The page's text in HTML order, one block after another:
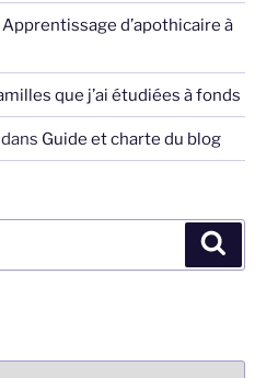
Apprentissage d’apothicaire à
que j’ai étudiées à fonds
dans Guide et charte du blog